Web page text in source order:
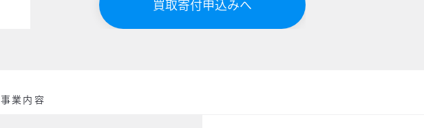
買取寄付申込みへ
事業内容